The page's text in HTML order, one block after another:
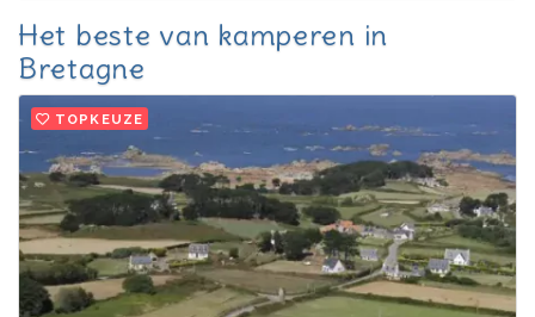
Het beste van kamperen in
Bretagne
TOPKEUZE